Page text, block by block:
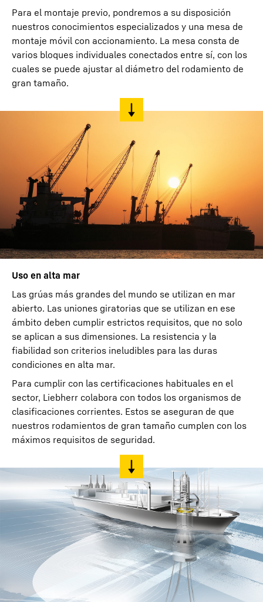
Para el montaje previo, pondremos a su disposición
nuestros conocimientos especializados y una mesa de
montaje móvil con accionamiento. La mesa consta de
varios bloques individuales conectados entre sí, con los
cuales se puede ajustar al diámetro del rodamiento de
gran tamaño.
Uso en alta mar
Las grúas más grandes del mundo se utilizan en mar
abierto. Las uniones giratorias que se utilizan en ese
ámbito deben cumplir estrictos requisitos, que no solo
se aplican a sus dimensiones. La resistencia y la
fiabilidad son criterios ineludibles para las duras
condiciones en alta mar.
Para cumplir con las certificaciones habituales en el
sector, Liebherr colabora con todos los organismos de
clasificaciones corrientes. Estos se aseguran de que
nuestros rodamientos de gran tamaño cumplen con los
máximos requisitos de seguridad.